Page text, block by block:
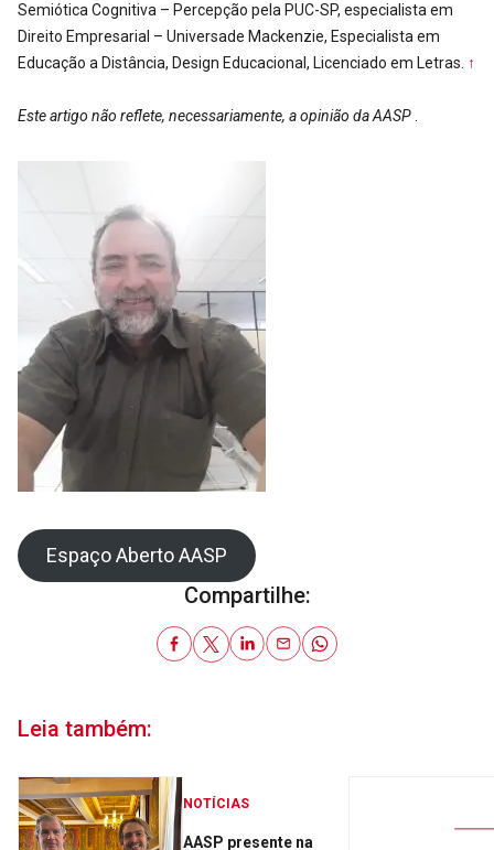
Semiótica Cognitiva – Percepção pela PUC-SP, especialista em
Direito Empresarial – Universade Mackenzie, Especialista em
Educação a Distância, Design Educacional, Licenciado em Letras. ↑
Este artigo não reflete, necessariamente, a opinião da AASP
Espaço Aberto AASP
Compartilhe:
Leia também:
NOTÍCIAS
AASP presente na